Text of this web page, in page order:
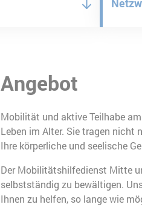
Angebot
Mobilität und aktive Teilhabe
Leben im Alter. Sie tragen nicht
Ihre körperliche und seelische
Der Mobilitätshilfedienst Mitte
selbstständig zu bewältigen.
Ihnen zu helfen, so lange wie